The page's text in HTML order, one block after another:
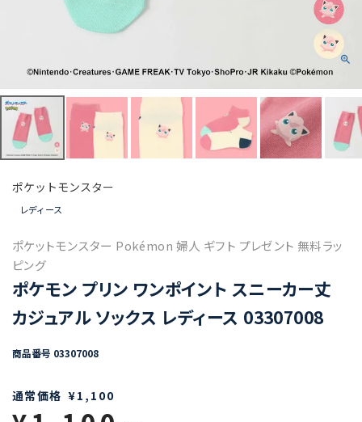
ポケットモンスター
レディース
ポケットモンスター Pokémon 婦人 ギフト プレゼント 無料ラッ
ピング
ポケモン プリン ワンポイント スニーカー丈
カジュアル ソックス レディース 03307008
商品番号 03307008
通常価格 ¥1,100